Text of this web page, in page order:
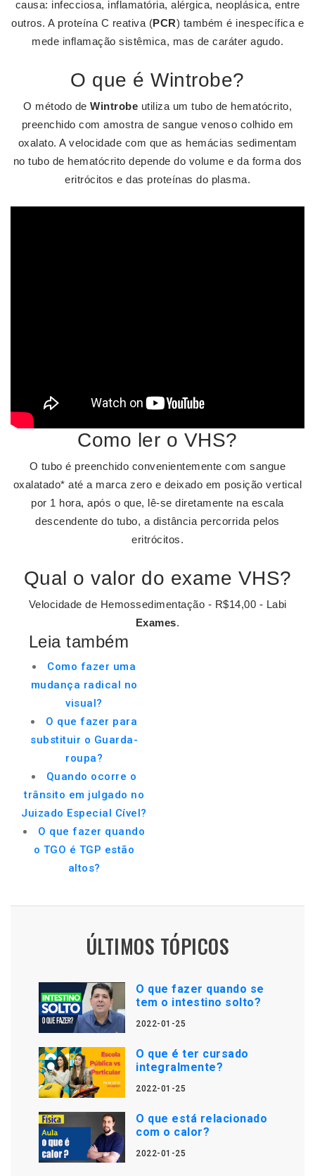
causa: infecciosa, inflamatória, alérgica, neoplásica, entre
outros. A proteína C reativa (PCR) também é inespecífica e
mede inflamação sistêmica, mas de caráter agudo.
O que é Wintrobe?
O método de Wintrobe utiliza um tubo de hematócrito,
preenchido com amostra de sangue venoso colhido em
oxalato. A velocidade com que as hemácias sedimentam
no tubo de hematócrito depende do volume e da forma dos
eritrócitos e das proteínas do plasma.
Como ler o VHS?
O tubo é preenchido convenientemente com sangue
oxalatado* até a marca zero e deixado em posição vertical
por 1 hora, após o que, lê-se diretamente na escala
descendente do tubo, a distância percorrida pelos
eritrócitos.
Qual o valor do exame VHS?
Velocidade de Hemossedimentação - R$14,00 - Labi
Exames.
Leia também
Como fazer uma
mudança radical no
visual?
O que fazer para
substituir o Guarda-
roupa?
Quando ocorre o
trânsito em julgado no
Juizado Especial Cível?
O que fazer quando
o TGO é TGP estão
altos?
ÚLTIMOS TÓPICOS
O que fazer quando se
tem o intestino solto?
2022-01-25
O que é ter cursado
integralmente?
2022-01-25
O que está relacionado
com o calor?
2022-01-25